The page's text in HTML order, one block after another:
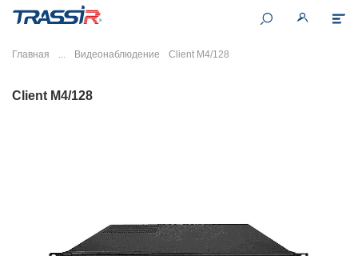
Главная Видеонаблюдение Client M4/128
Client M4/128